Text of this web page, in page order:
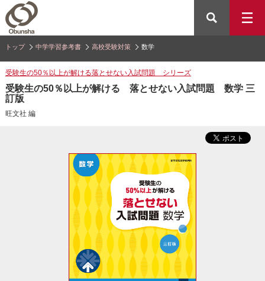
トップ 中学学習参考書 高校受験対策 数学
受験生の50％以上が解ける落とせない入試問題 シリーズ
受験生の50％以上が解ける 落とせない入試問題 数学 三
訂版
旺文社 編